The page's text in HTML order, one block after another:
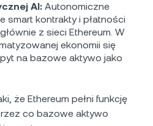
AI: Autonomiczne
smart kontrakty i płatności
z sieci Ethereum. W
ekonomii się
na bazowe aktywo jako
że Ethereum pełni funkcję
co bazowe aktywo